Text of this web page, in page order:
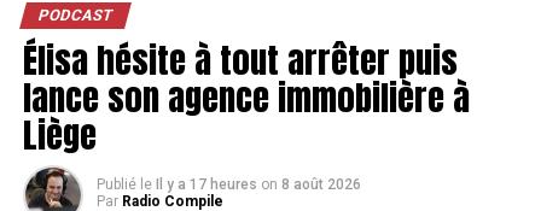
PODCAST
Élisa hésite à tout arrêter puis
lance son agence immobilière à
Liège
Publié le Il y a 17 heures on 8 août 2026
Par Radio Compile